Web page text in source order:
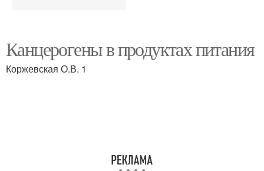
Канцерогены в продуктах питания
Коржевская О.В. 1